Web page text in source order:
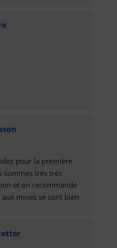
pour la première
sommes très très
et on recommande
mines se sont bien
personnes qui sont